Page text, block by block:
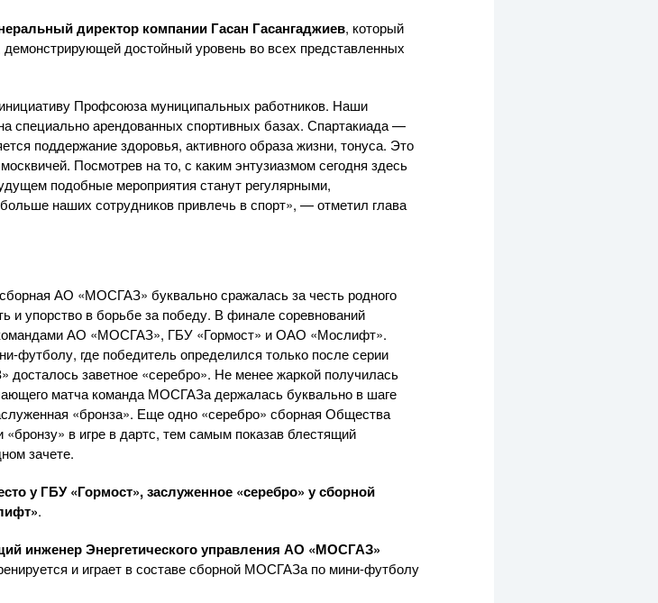
директор компании Гасан Гасангаджиев, который
достойный уровень во всех представленных
Профсоюза муниципальных работников. Наши
специально арендованных спортивных базах. Спартакиада —
поддержание здоровья, активного образа жизни, тонуса. Это
Посмотрев на то, с каким энтузиазмом сегодня здесь
подобные мероприятия станут регулярными,
наших сотрудников привлечь в спорт», — отметил глава
АО «МОСГАЗ» буквально сражалась за честь родного
и упорство в борьбе за победу. В финале соревнований
АО «МОСГАЗ», ГБУ «Гормост» иОАО «Мослифт».
футболу, где победитель определился только после серии
досталось заветное «серебро». Не менее жаркой получилась
матча команда МОСГАЗа держалась буквально в шаге
«бронза». Еще одно «серебро» сборная Общества
«бронзу» в игре в дартс, тем самым показав блестящий
зачете.
у ГБУ «Гормост», заслуженное «серебро» у сборной
.
инженер Энергетического управления АО «МОСГАЗ»
и играет в составе сборной МОСГАЗа по мини-футболу